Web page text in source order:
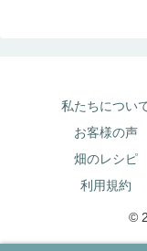
私たちについ
お客様の声
畑のレシピ
利用規約
©